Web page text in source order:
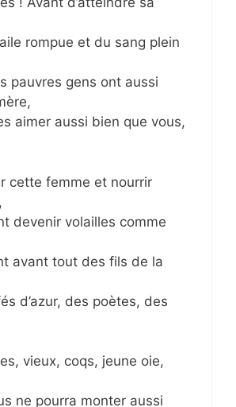
rompue et du sang plein
pauvres gens ont aussi
aimer aussi bien que vous,
cette femme et nourrir
devenir volailles comme
avant tout des fils de la
d’azur, des poètes, des
vieux, coqs, jeune oie,
ne pourra monter aussi